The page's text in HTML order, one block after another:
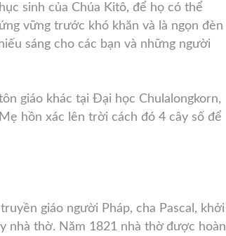
sinh của Chúa Kitô, để họ có thể
vững trước khó khăn và là ngọn đèn
sáng cho các bạn và những người
giáo khác tại Đại học Chulalongkorn,
hồn xác lên trời cách đó 4 cây số để
giáo người Pháp, cha Pascal, khởi
nhà thờ. Năm 1821 nhà thờ được hoàn